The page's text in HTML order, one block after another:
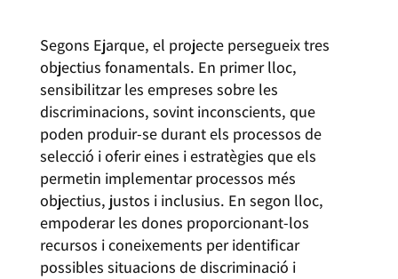
Segons Ejarque, el projecte persegueix tres
objectius fonamentals. En primer lloc,
sensibilitzar les empreses sobre les
discriminacions, sovint inconscients, que
poden produir-se durant els processos de
selecció i oferir eines i estratègies que els
permetin implementar processos més
objectius, justos i inclusius. En segon lloc,
empoderar les dones proporcionant-los
recursos i coneixements per identificar
possibles situacions de discriminació i